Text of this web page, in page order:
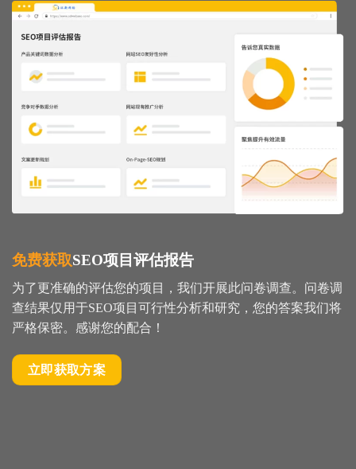
免费获取SEO项目评估报告
为了更准确的评估您的项目，我们开展此问卷调查。问卷调
查结果仅用于SEO项目可行性分析和研究，您的答案我们将
严格保密。感谢您的配合！
立即获取方案